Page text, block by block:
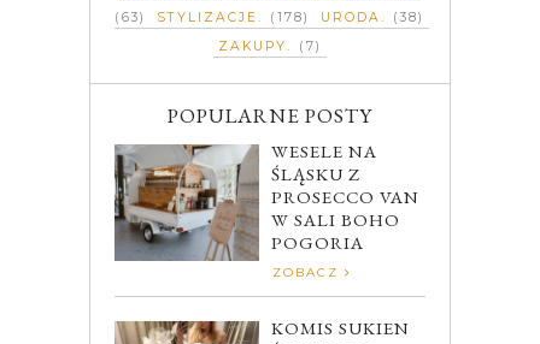
(63)
STYLIZACJE (178) URODA
(38)
ZAKUPY
(7)
POPULARNE POSTY
WESELE NA
ŚLĄSKU Z
PROSECCO VAN
W SALI BOHO
POGORIA
ZOBACZ
KOMIS SUKIEN